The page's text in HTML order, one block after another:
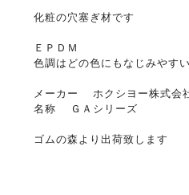
化粧の穴塞ぎ材です
ＥＰＤＭ
色調はどの色にもなじみやす
メーカー ホクシヨー株式会
名称 ＧＡシリーズ
ゴムの森より出荷致します